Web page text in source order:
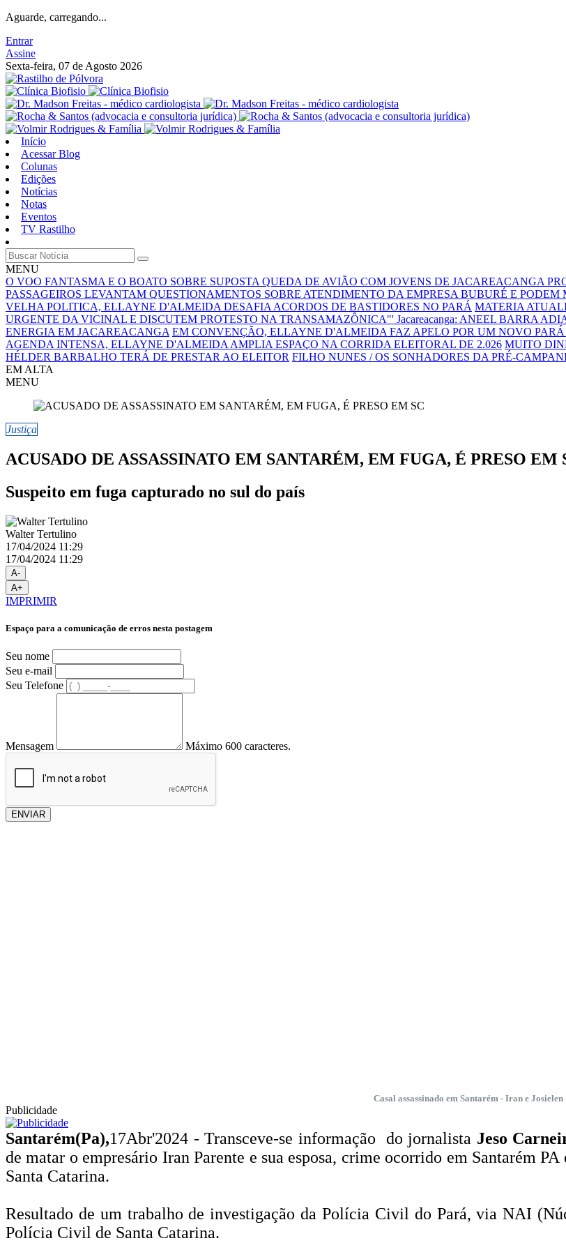
Aguarde, carregando...
Entrar
Assine
Sexta-feira, 07 de Agosto 2026
Início
Acessar Blog
Colunas
Edições
Notícias
Notas
Eventos
TV Rastilho
MENU
O VOO FANTASMA E O BOATO SOBRE SUPOSTA QUEDA DE AVIÃO COM JOVENS DE JACAREACANGA
PASSAGEIROS LEVANTAM QUESTIONAMENTOS SOBRE ATENDIMENTO DA EMPRESA BUBURÉ E
VELHA POLITICA, ELLAYNE D'ALMEIDA DESAFIA ACORDOS DE BASTIDORES NO PARÁ MATERIA
URGENTE DA VICINAL E DISCUTEM PROTESTO NA TRANSAMAZÔNICA"' Jacareacanga: ANEEL BARRA
ENERGIA EM JACAREACANGA EM CONVENÇÃO, ELLAYNE D'ALMEIDA FAZ APELO POR UM NOVO
AGENDA INTENSA, ELLAYNE D'ALMEIDA AMPLIA ESPAÇO NA CORRIDA ELEITORAL DE 2.026 MUITO
HÉLDER BARBALHO TERÁ DE PRESTAR AO ELEITOR FILHO NUNES / OS SONHADORES DA PRÉ-
EM ALTA
MENU
Justiça
ACUSADO DE ASSASSINATO EM SANTARÉM, EM FUGA, É PRESO EM
Suspeito em fuga capturado no sul do país
Walter Tertulino
17/04/2024 11:29
17/04/2024 11:29
A-
A+
IMPRIMIR
Espaço para a comunicação de erros nesta postagem
Seu nome
Seu e-mail
Seu Telefone
Mensagem Máximo 600 caracteres.
ENVIAR
Casal assassinado em Santarém - Iran e Josielen
Publicidade
Santarém(Pa),17Abr'2024 - Transceve-se informação do jornalista Jeso
de matar o empresário Iran Parente e sua esposa, crime ocorrido em Santarém
Santa Catarina.
Resultado de um trabalho de investigação da Polícia Civil do Pará, via NAI
Polícia Civil de Santa Catarina.